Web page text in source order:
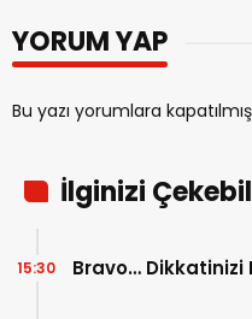
YORUM YAP
Bu yazı yorumlara
İlginizi
Bravo… Dikkatinizi
15:30